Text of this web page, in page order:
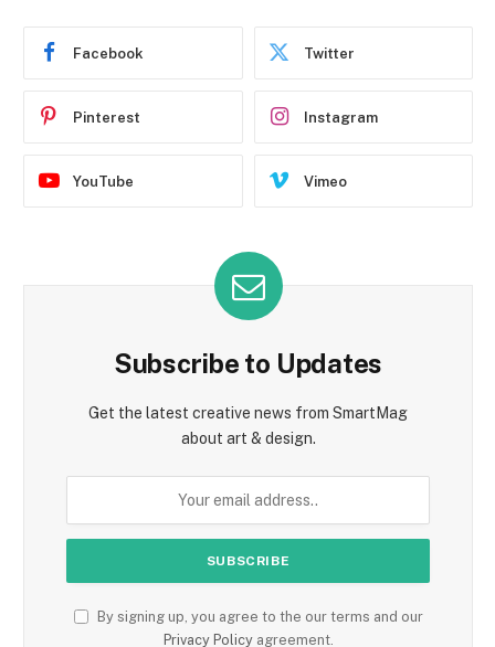
Facebook Twitter
Pinterest Instagram
YouTube Vimeo
Subscribe to Updates
Get the latest creative news from SmartMag
about art & design.
By signing up, you agree to the our terms and our
Privacy Policyagreement.